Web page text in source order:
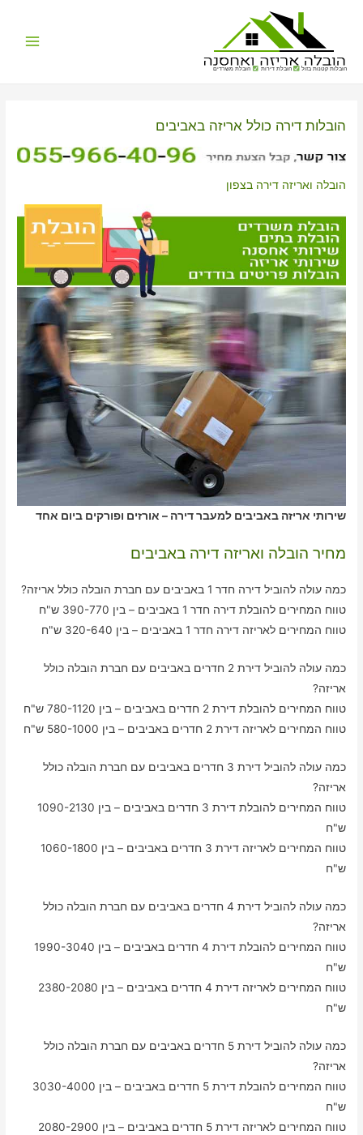
הובלות קטנות בזול הובלת דירות הובלת משרדים
הובלות דירה כולל אריזה באביבים
הובלה ואריזה דירה בצפון
שירותי אריזה באביבים למעבר דירה – אורזים ופורקים ביום אחד
מחיר הובלה ואריזה דירה באביבים
כמה עולה להוביל דירה חדר 1 באביבים עם חברת הובלה כולל אריזה?
טווח המחירים להובלת דירה חדר 1 באביבים – בין 390-770 ש"ח
טווח המחירים לאריזה דירה חדר 1 באביבים – בין 320-640 ש"ח
כמה עולה להוביל דירת 2 חדרים באביבים עם חברת הובלה כולל
אריזה?
טווח המחירים להובלת דירת 2 חדרים באביבים – בין 780-1120 ש"ח
טווח המחירים לאריזה דירת 2 חדרים באביבים – בין 580-1000 ש"ח
כמה עולה להוביל דירת 3 חדרים באביבים עם חברת הובלה כולל
אריזה?
טווח המחירים להובלת דירת 3 חדרים באביבים – בין 1090-2130
ש"ח
טווח המחירים לאריזה דירת 3 חדרים באביבים – בין 1060-1800
ש"ח
כמה עולה להוביל דירת 4 חדרים באביבים עם חברת הובלה כולל
אריזה?
טווח המחירים להובלת דירת 4 חדרים באביבים – בין 1990-3040
ש"ח
טווח המחירים לאריזה דירת 4 חדרים באביבים – בין 2380-2080
ש"ח
כמה עולה להוביל דירת 5 חדרים באביבים עם חברת הובלה כולל
אריזה?
טווח המחירים להובלת דירת 5 חדרים באביבים – בין 3030-4000
ש"ח
טווח המחירים לאריזה דירת 5 חדרים באביבים – בין 2080-2900